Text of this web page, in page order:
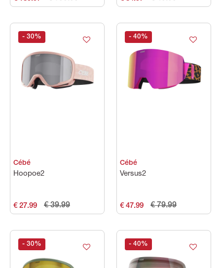
Cébé
Hoopoe2
€ 27.99 € 39.99
- 30%
Cébé
Versus2
€ 47.99 € 79.99
- 40%
- 30% - 40%